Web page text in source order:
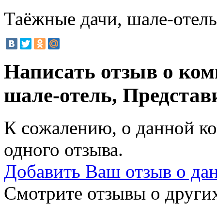
Таёжные дачи, шале-
Написать отзыв о
шале-отель,
К сожалению, о данной
одного отзыва.
Добавить Ваш отзыв о
Смотрите отзывы о